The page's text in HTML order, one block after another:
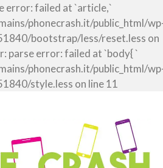
error: failed at `article,`
phonecrash.it/public_html/
bootstrap/less/reset.less on
parse error: failed at `body{ `
phonecrash.it/public_html/
style.less on line 11